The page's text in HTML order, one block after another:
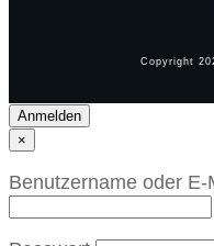
Copyright
Anmelden
×
Benutzername oder